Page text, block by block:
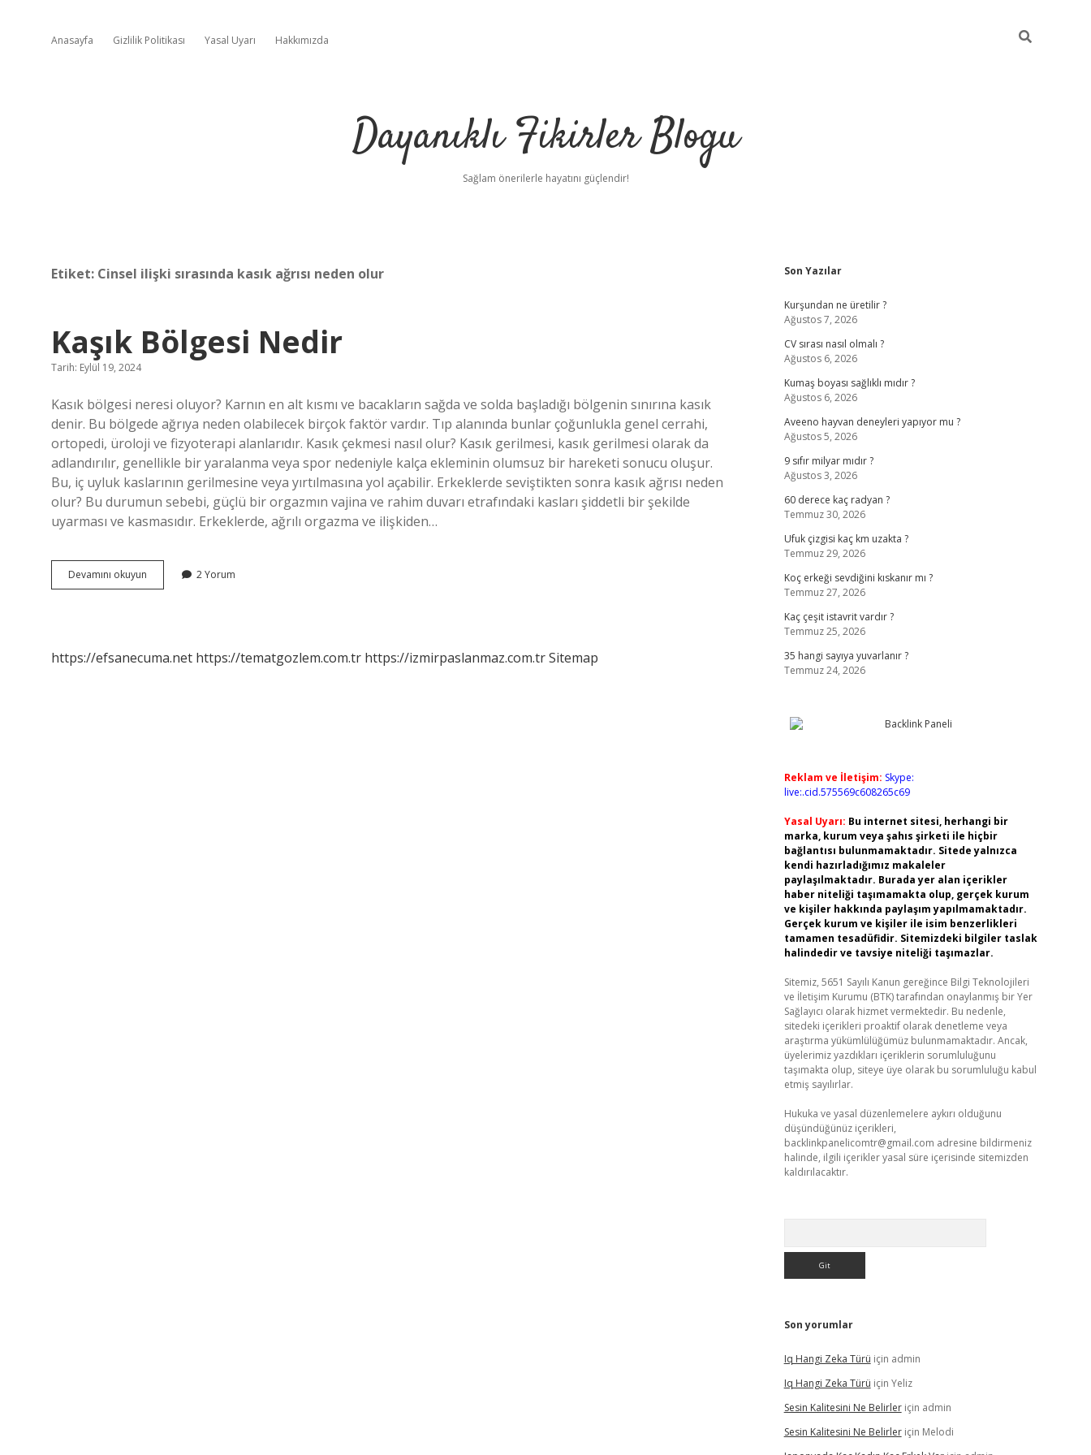
Anasayfa Gizlilik Politikası Yasal Uyarı Hakkımızda
Dayanıklı Fikirler Blogu
Sağlam önerilerle hayatını güçlendir!
Etiket: Cinsel ilişki sırasında kasık ağrısı neden olur
Kaşık Bölgesi Nedir
Tarih: Eylül 19, 2024
Kasık bölgesi neresi oluyor? Karnın en alt kısmı ve bacakların sağda ve solda başladığı bölgenin sınırına kasık
denir. Bu bölgede ağrıya neden olabilecek birçok faktör vardır. Tıp alanında bunlar çoğunlukla genel cerrahi,
ortopedi, üroloji ve fizyoterapi alanlarıdır. Kasık çekmesi nasıl olur? Kasık gerilmesi, kasık gerilmesi olarak da
adlandırılır, genellikle bir yaralanma veya spor nedeniyle kalça ekleminin olumsuz bir hareketi sonucu oluşur.
Bu, iç uyluk kaslarının gerilmesine veya yırtılmasına yol açabilir. Erkeklerde seviştikten sonra kasık ağrısı neden
olur? Bu durumun sebebi, güçlü bir orgazmın vajina ve rahim duvarı etrafındaki kasları şiddetli bir şekilde
uyarması ve kasmasıdır. Erkeklerde, ağrılı orgazma ve ilişkiden…
Devamını okuyun
Bölgesi
2 Yorum
https://efsanecuma.net https://tematgozlem.com.tr https://izmirpaslanmaz.com.trSitemap
Sidebar
Son Yazılar
Kurşundan ne üretilir ?
Ağustos 7, 2026
CV sırası nasıl olmalı ?
Ağustos 6, 2026
Kumaş boyası sağlıklı mıdır ?
Ağustos 6, 2026
Aveeno hayvan deneyleri yapıyor mu ?
Ağustos 5, 2026
9 sıfır milyar mıdır ?
Ağustos 3, 2026
60 derece kaç radyan ?
Temmuz 30, 2026
Ufuk çizgisi kaç km uzakta ?
Temmuz 29, 2026
Koç erkeği sevdiğini kıskanır mı ?
Temmuz 27, 2026
Kaç çeşit istavrit vardır ?
Temmuz 25, 2026
35 hangi sayıya yuvarlanır ?
Temmuz 24, 2026
Reklam ve İletişim: Skype:
live:.cid.575569c608265c69
Yasal Uyarı: Bu internet sitesi, herhangi bir
marka, kurum veya şahıs şirketi ile hiçbir
bağlantısı bulunmamaktadır. Sitede yalnızca
kendi hazırladığımız makaleler
paylaşılmaktadır. Burada yer alan içerikler
haber niteliği taşımamakta olup, gerçek kurum
ve kişiler hakkında paylaşım yapılmamaktadır.
Gerçek kurum ve kişiler ile isim benzerlikleri
tamamen tesadüfidir. Sitemizdeki bilgiler taslak
halindedir ve tavsiye niteliği taşımazlar.
Sitemiz, 5651 Sayılı Kanun gereğince Bilgi Teknolojileri
ve İletişim Kurumu (BTK) tarafından onaylanmış bir Yer
Sağlayıcı olarak hizmet vermektedir. Bu nedenle,
sitedeki içerikleri proaktif olarak denetleme veya
araştırma yükümlülüğümüz bulunmamaktadır. Ancak,
üyelerimiz yazdıkları içeriklerin sorumluluğunu
taşımakta olup, siteye üye olarak bu sorumluluğu kabul
etmiş sayılırlar.
Hukuka ve yasal düzenlemelere aykırı olduğunu
düşündüğünüz içerikleri,
backlinkpanelicomtr@gmail.com adresine bildirmeniz
halinde, ilgili içerikler yasal süre içerisinde sitemizden
kaldırılacaktır.
Son yorumlar
Iq Hangi Zeka Türü için admin
Iq Hangi Zeka Türü için Yeliz
Sesin Kalitesini Ne Belirleriçin admin
Sesin Kalitesini Ne Belirleriçin Melodi